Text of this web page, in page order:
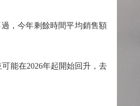
，今年剩餘時間平均銷售額
能在2026年起開始回升，去